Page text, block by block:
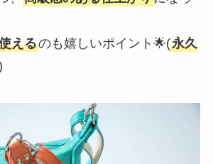
えるのも嬉しいポイント🌟(永久